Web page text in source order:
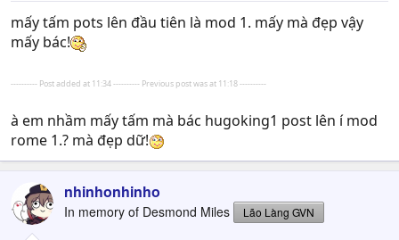
mấy tấm pots lên đầu tiên là mod 1. mấy mà đẹp vậy
mấy bác!
---------- Post added at 11:34 ---------- Previous post was at 11:18 ----------
à em nhầm mấy tấm mà bác hugoking1 post lên í mod
rome 1.? mà đẹp dữ!
nhinhonhinho
In memory of Desmond Miles Lão Làng GVN